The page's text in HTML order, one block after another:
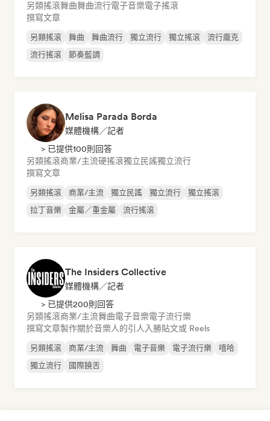
另類搖滾舞曲舞曲流行電子音樂電子搖滾
撰寫文章
另類搖滾 舞曲 舞曲流行 獨立流行 獨立搖滾
流行龐克
流行搖滾
節奏藍調
Melisa Parada Borda
媒體機構／記者
> 已提供100則回答
另類搖滾商業/主流硬搖滾獨立民謠獨立流行
撰寫文章
另類搖滾 商業/主流 獨立民謠 獨立流行
獨立搖滾
拉丁音樂
金屬／重金屬 流行搖滾
The Insiders Collective
媒體機構／記者
> 已提供200則回答
另類搖滾商業/主流舞曲電子音樂電子流行樂
撰寫文章製作關於音樂人的引人入勝貼文或 Reels
另類搖滾 商業/主流 舞曲 電子音樂 電子流行樂
嘻哈
獨立流行
國際饒舌